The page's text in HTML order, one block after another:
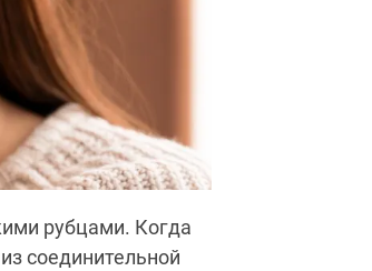
рубцами. Когда
соединительной